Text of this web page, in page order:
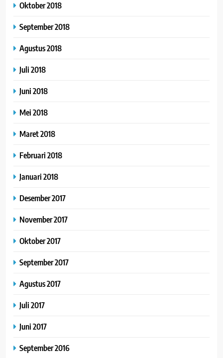
Oktober 2018
September 2018
Agustus 2018
Juli 2018
Juni 2018
Mei 2018
Maret 2018
Februari 2018
Januari 2018
Desember 2017
November 2017
Oktober 2017
September 2017
Agustus 2017
Juli 2017
Juni 2017
September 2016